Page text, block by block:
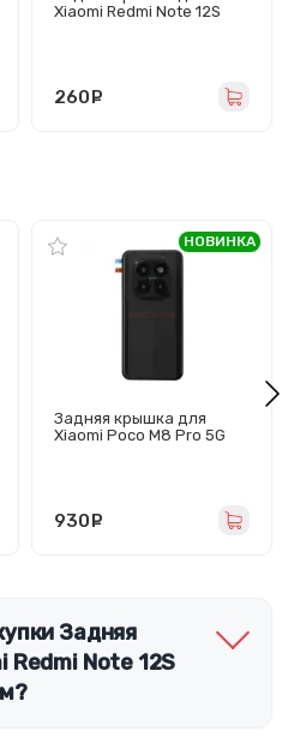
Xiaomi Redmi Note 12S
260
Задняя крышка для
Xiaomi Poco M8 Pro 5G
НОВИНКА
930
Задняя
Redmi Note 12S